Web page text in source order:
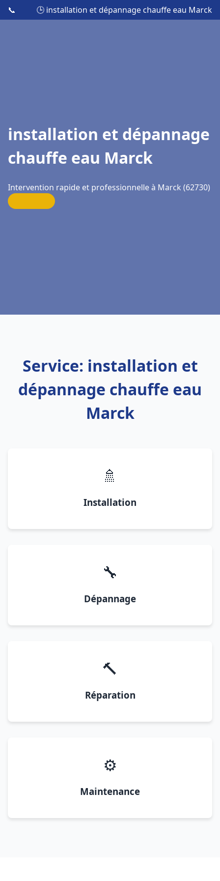
📞 🕒 installation et dépannage chauffe eau Marck
installation et dépannage
chauffe eau Marck
Intervention rapide et professionnelle à Marck (62730)
Service: installation et
dépannage chauffe eau
Marck
🚿
Installation
🔧
Dépannage
🔨
Réparation
⚙️
Maintenance